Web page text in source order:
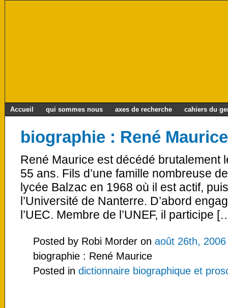
Accueil qui sommes nous axes de recherche cahiers du
biographie : René Maurice
René Maurice est décédé brutalement
55 ans. Fils d’une famille nombreuse
lycée Balzac en 1968 où il est actif,
l’Université de Nanterre. D’abord
l’UEC. Membre de l’UNEF, il participe
Posted by Robi Morder on août 26th, 2006
biographie : René Maurice
Posted in dictionnaire biographique et